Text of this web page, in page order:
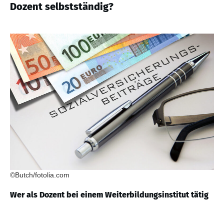
Dozent selbstständig?
©Butch/fotolia.com
Wer als Dozent bei einem Weiterbildungsinstitut tätig